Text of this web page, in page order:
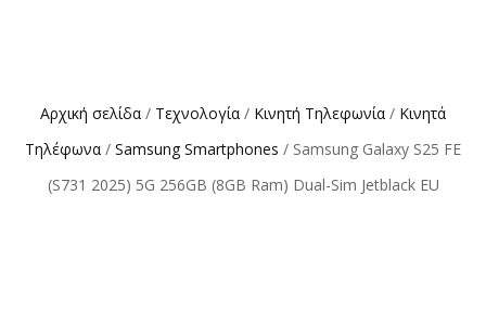
Αρχική σελίδα / Τεχνολογία / Κινητή Τηλεφωνία / Κινητά
Τηλέφωνα / Samsung Smartphones / Samsung Galaxy S25 FE
(S731 2025) 5G 256GB (8GB Ram) Dual-Sim Jetblack EU